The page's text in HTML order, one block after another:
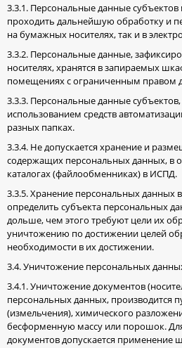
3.3.1. Персональные данные
проходить дальнейшую обработку и
на бумажных носителях, так и в
3.3.2. Персональные данные,
носителях, хранятся в запираемых
помещениях с ограниченным правом
3.3.3. Персональные данные
использованием средств
разных папках.
3.3.4. Не допускается хранение и
содержащих персональных данных, в
каталогах (файлообменниках) в ИСПД.
3.3.5. Хранение персональных
определить субъекта персональных
дольше, чем этого требуют цели их
уничтожению по достижении целей
необходимости в их достижении.
3.4. Уничтожение персональных
3.4.1. Уничтожение документов
персональных данных, производится
(измельчения), химического
бесформенную массу или порошок.
документов допускается применение